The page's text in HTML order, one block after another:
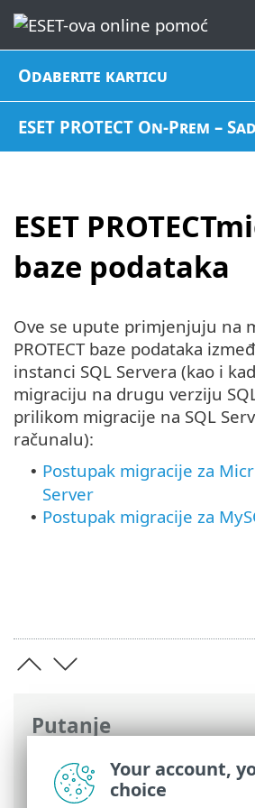
Odaberite karticu
ESET PROTECT On-Prem –
ESET
baze podataka
Putanje
ESET-ova online pomoć>
On-Prem
>Migracija i
Ove se upute primjenjuju na
PROTECT baze podataka
instanci SQL Servera (kao i
migraciju na drugu verziju
prilikom migracije na SQL
računalu):
• Postupak migracije za
Server
• Postupak migracije za
Your account,
choice